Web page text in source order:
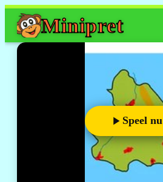
Minipret
Speel nu